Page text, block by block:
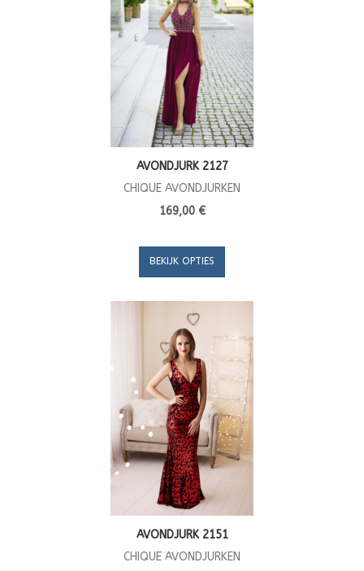
AVONDJURK 2127
CHIQUE AVONDJURKEN
169,00 €
BEKIJK OPTIES
AVONDJURK 2151
CHIQUE AVONDJURKEN